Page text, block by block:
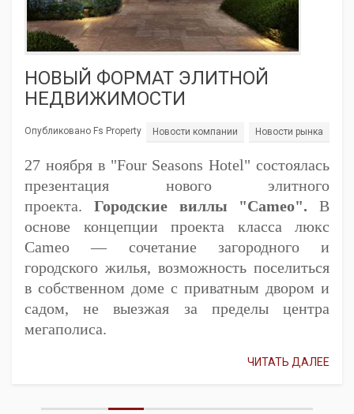
НОВЫЙ ФОРМАТ ЭЛИТНОЙ
НЕДВИЖИМОСТИ
Опубликовано Fs Property Новости компании Новости рынка
27 ноября в "Four Seasons Hotel" состоялась
презентация нового элитного
проекта. Городские виллы "Сameo". В
основе концепции проекта класса люкс
Cameo — сочетание загородного и
городского жилья, возможность поселиться
в собственном доме с приватным двором и
садом, не выезжая за пределы центра
мегаполиса.
ЧИТАТЬ ДАЛЕЕ